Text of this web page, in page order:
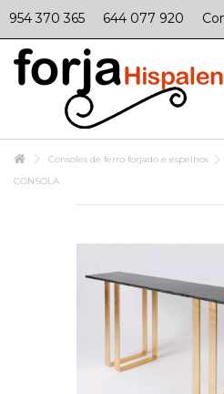
954 370 365 644 077 920
Consoles de ferro forjado e espelhos
CONSOLA